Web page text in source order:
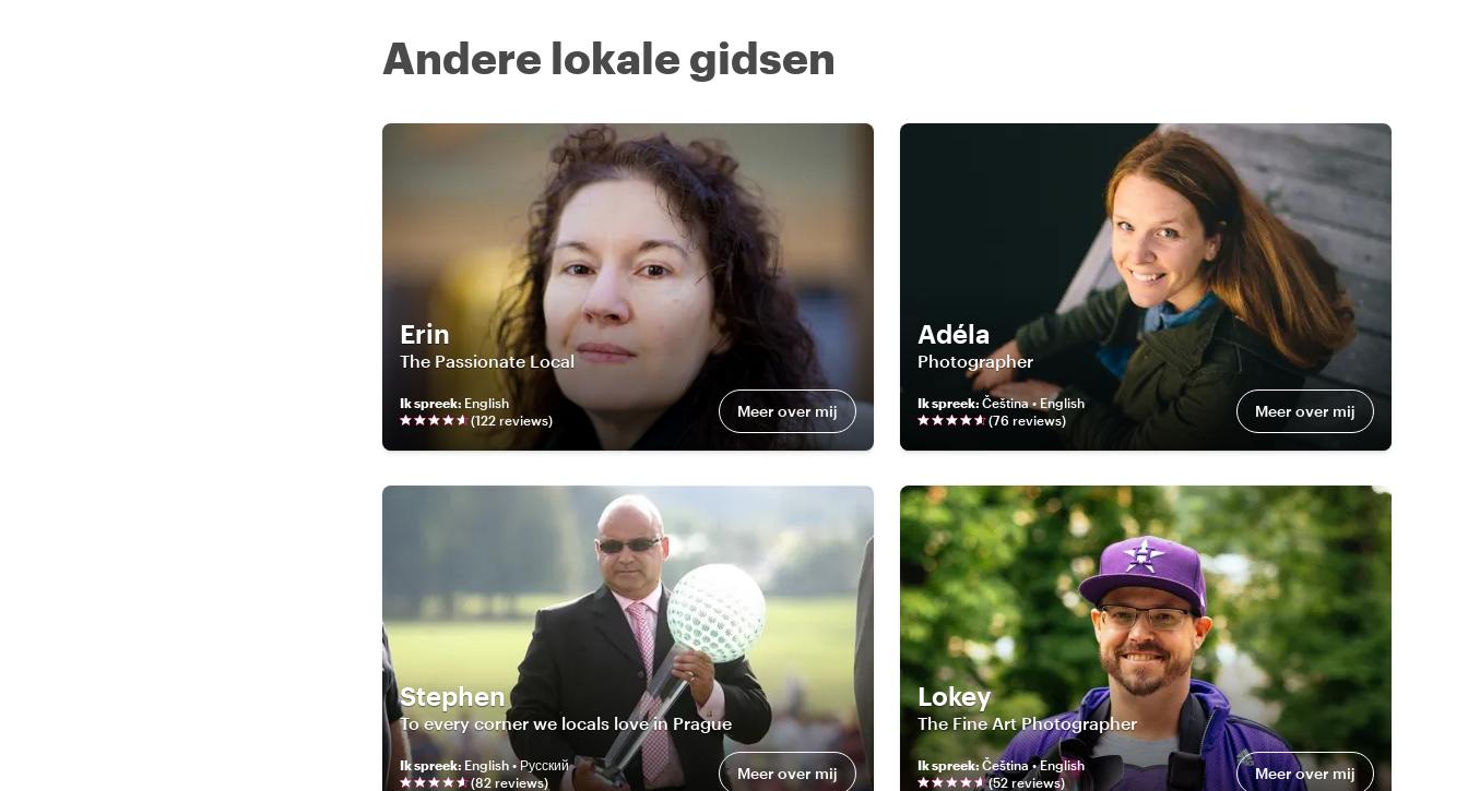
Andere lokale gidsen
Erin
The Passionate Local
Ik spreek: English
(122 reviews) Meer over mij
Adéla
Photographer
Ik spreek: Čeština • English
(76 reviews) Meer over mij
Stephen
To every corner we locals love in Prague
Ik spreek: English • Русский
(82reviews) Meer over mij
Lokey
The Fine Art Photographer
Ik spreek:Čeština • English
(52 reviews) Meer over mij